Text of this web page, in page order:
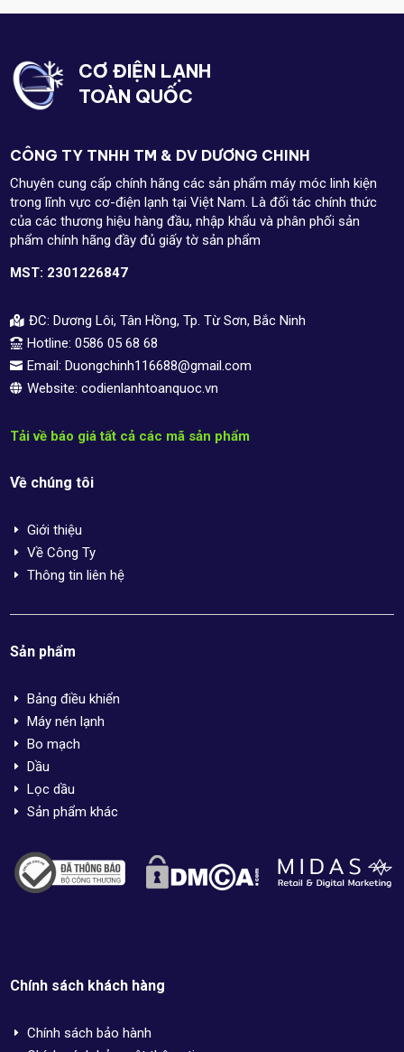
CƠ ĐIỆN LẠNH
TOÀN QUỐC
CÔNG TY TNHH TM & DV DƯƠNG CHINH
Chuyên cung cấp chính hãng các sản phẩm máy móc linh kiện
trong lĩnh vực cơ-điện lạnh tại Việt Nam. Là đối tác chính thức
của các thương hiệu hàng đầu, nhập khẩu và phân phối sản
phẩm chính hãng đầy đủ giấy tờ sản phẩm
MST: 2301226847
 ĐC: Dương Lôi, Tân Hồng, Tp. Từ Sơn, Bắc Ninh
 Hotline: 0586 05 68 68
 Email: Duongchinh116688@gmail.com
 Website: codienlanhtoanquoc.vn
Tải về báo giá tất cả các mã sản phẩm
Về chúng tôi
E Giới thiệu
E Về Công Ty
E Thông tin liên hệ
Sản phẩm
E Bảng điều khiển
E Máy nén lạnh
E Bo mạch
E Dầu
E Lọc dầu
E Sản phẩm khác
Chính sách khách hàng
E Chính sách bảo hành